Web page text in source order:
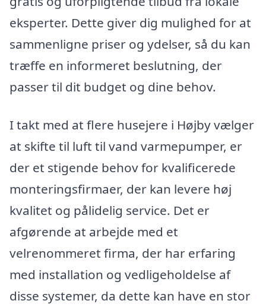
eksperter. Dette giver dig mulighed for at
sammenligne priser og ydelser, så du kan
træffe en informeret beslutning, der
passer til dit budget og dine behov.
I takt med at flere husejere i Højby vælger
at skifte til luft til vand varmepumper, er
der et stigende behov for kvalificerede
monteringsfirmaer, der kan levere høj
kvalitet og pålidelig service. Det er
afgørende at arbejde med et
velrenommeret firma, der har erfaring
med installation og vedligeholdelse af
disse systemer, da dette kan have en stor